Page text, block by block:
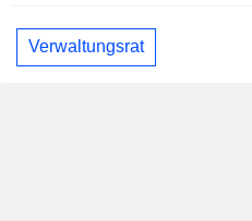
Verwaltungsrat